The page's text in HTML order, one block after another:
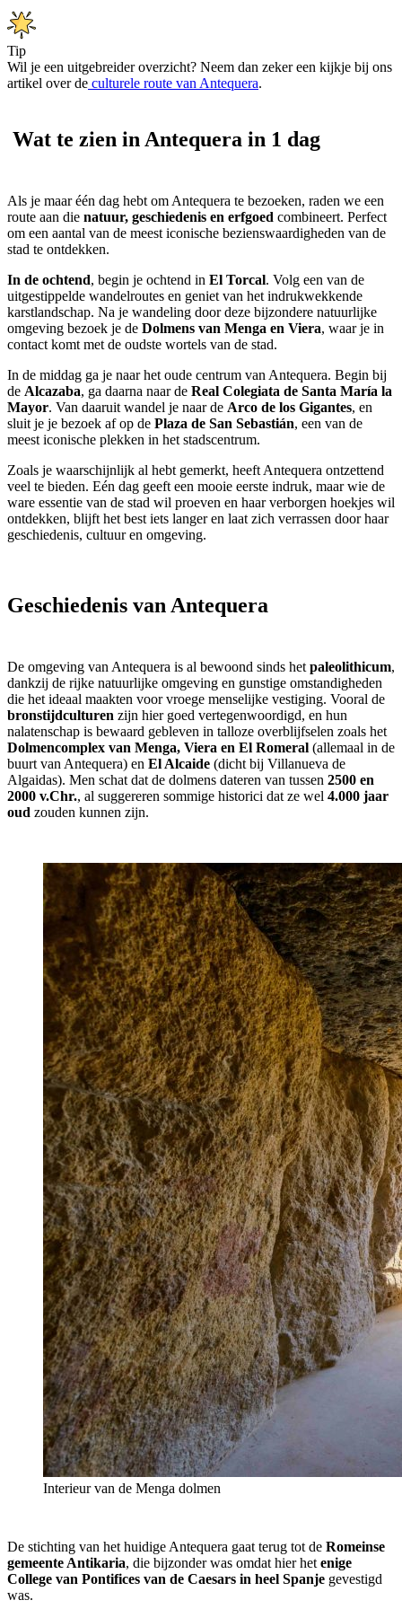
Tip
Wil je een uitgebreider overzicht? Neem dan zeker een kijkje bij ons
artikel over de culturele route van Antequera.
Wat te zien in Antequera in 1 dag
Als je maar één dag hebt om Antequera te bezoeken, raden we een
route aan die natuur, geschiedenis en erfgoed combineert. Perfect
om een aantal van de meest iconische bezienswaardigheden van de
stad te ontdekken.
In de ochtend, begin je ochtend in El Torcal. Volg een van de
uitgestippelde wandelroutes en geniet van het indrukwekkende
karstlandschap. Na je wandeling door deze bijzondere natuurlijke
omgeving bezoek je de Dolmens van Menga en Viera, waar je in
contact komt met de oudste wortels van de stad.
In de middag ga je naar het oude centrum van Antequera. Begin bij
de Alcazaba, ga daarna naar de Real Colegiata de Santa María la
Mayor. Van daaruit wandel je naar de Arco de los Gigantes, en
sluit je je bezoek af op de Plaza de San Sebastián, een van de
meest iconische plekken in het stadscentrum.
Zoals je waarschijnlijk al hebt gemerkt, heeft Antequera ontzettend
veel te bieden. Eén dag geeft een mooie eerste indruk, maar wie de
ware essentie van de stad wil proeven en haar verborgen hoekjes wil
ontdekken, blijft het best iets langer en laat zich verrassen door haar
geschiedenis, cultuur en omgeving.
Geschiedenis van Antequera
De omgeving van Antequera is al bewoond sinds het paleolithicum,
dankzij de rijke natuurlijke omgeving en gunstige omstandigheden
die het ideaal maakten voor vroege menselijke vestiging. Vooral de
bronstijdculturen zijn hier goed vertegenwoordigd, en hun
nalatenschap is bewaard gebleven in talloze overblijfselen zoals het
Dolmencomplex van Menga, Viera en El Romeral (allemaal in de
buurt van Antequera) en El Alcaide (dicht bij Villanueva de
Algaidas). Men schat dat de dolmens dateren van tussen 2500 en
2000 v.Chr., al suggereren sommige historici dat ze wel 4.000 jaar
oud zouden kunnen zijn.
Interieur van de Menga dolmen
De stichting van het huidige Antequera gaat terug tot de Romeinse
gemeente Antikaria, die bijzonder was omdat hier het enige
College van Pontifices van de Caesars in heel Spanje gevestigd
was.